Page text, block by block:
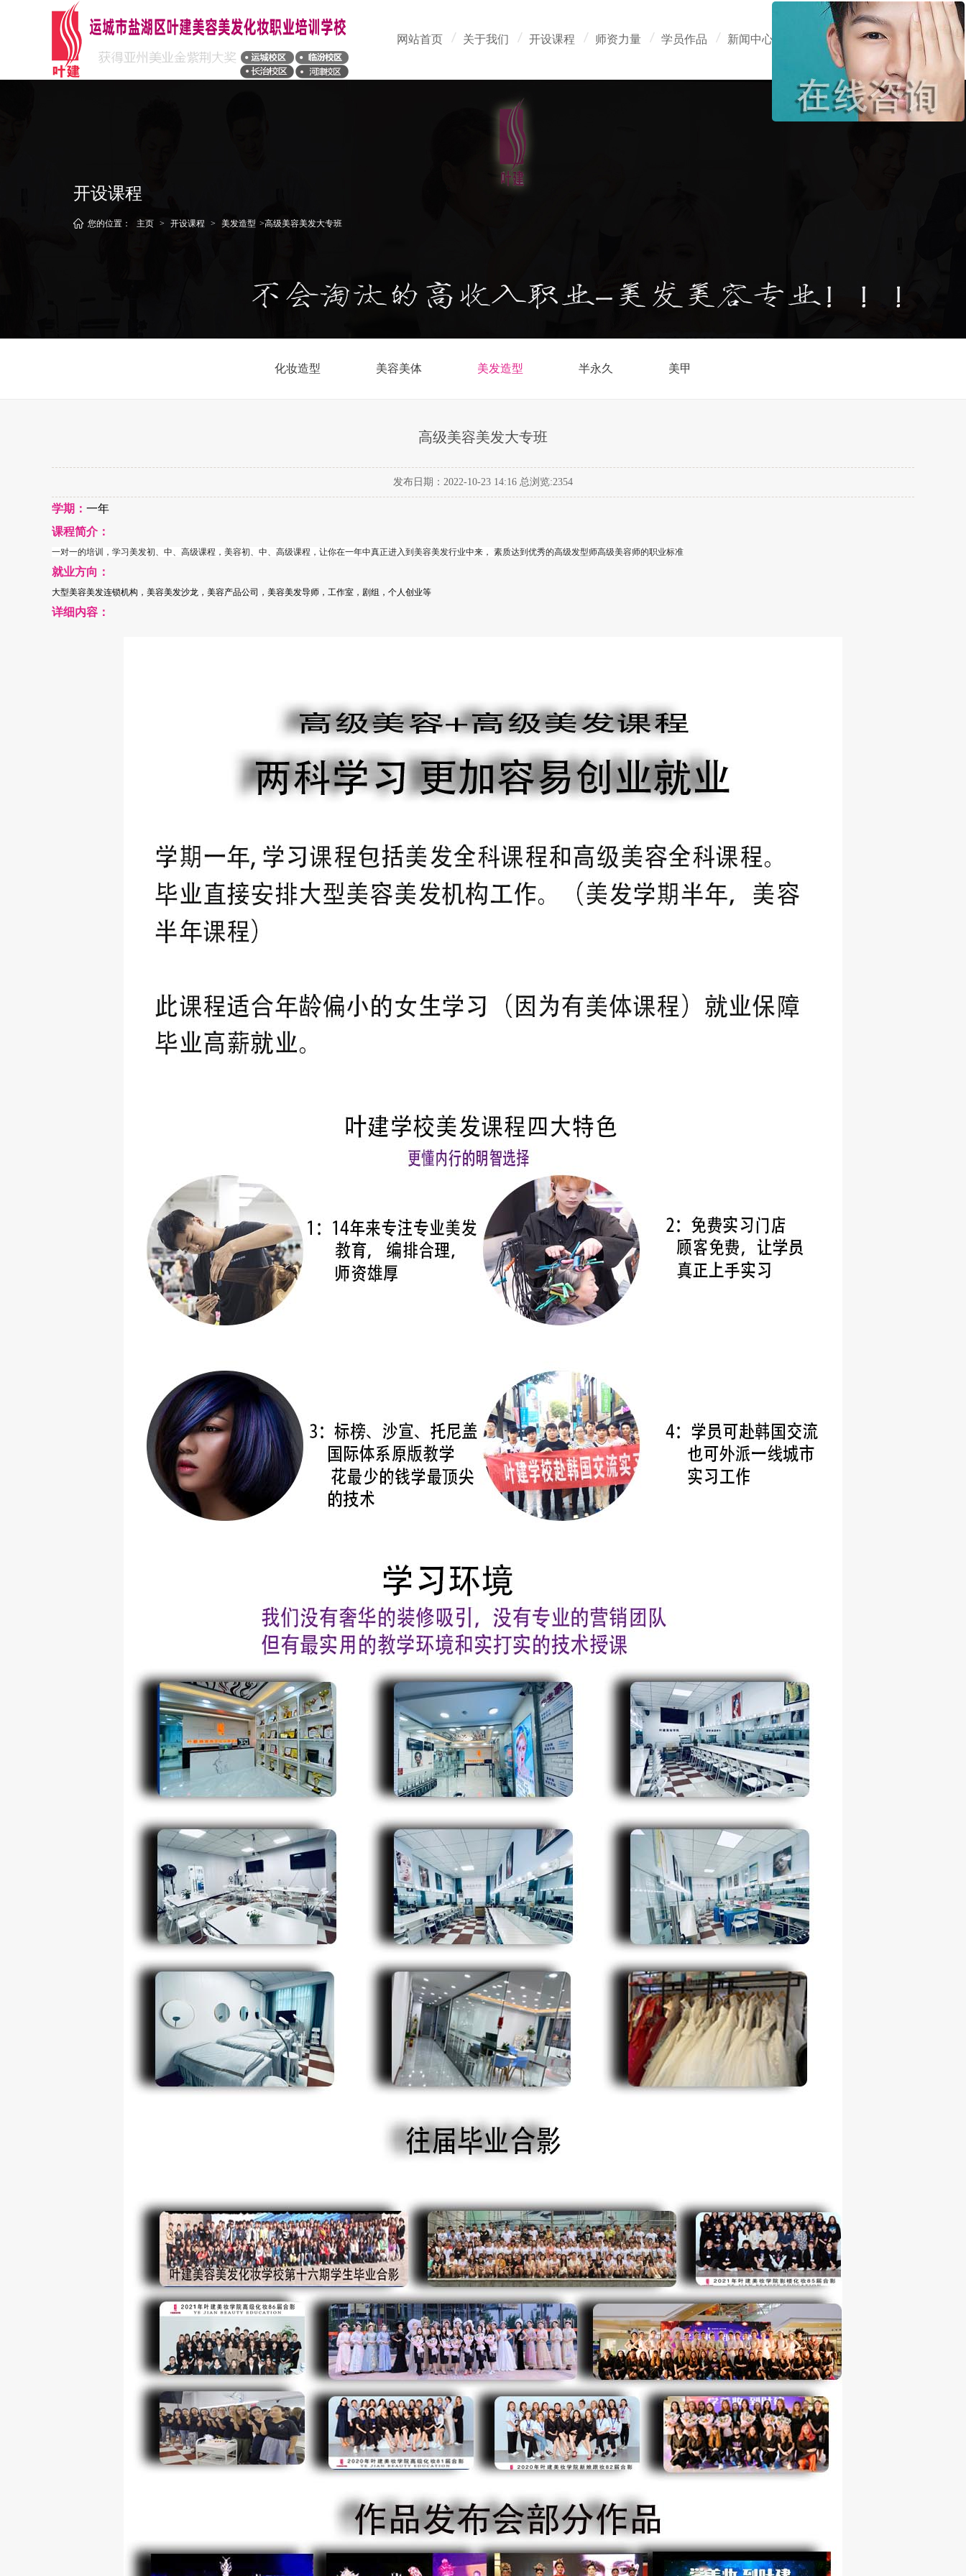
网站首页 关于我们 开设课程 师资力量 学员作品 新闻中心 在线报名 联系我们
开设课程
您的位置： 主页 > 开设课程 > 美发造型 >高级美容美发大专班
化妆造型 美容美体 美发造型 半永久 美甲
高级美容美发大专班
发布日期：2022-10-23 14:16 总浏览:2354
学期： 一年
课程简介：
一对一的培训，学习美发初、中、高级课程，美容初、中、高级课程，让你在一年中真正进入到美容美发行业中来， 素质达到优秀的高级发型师高级美容师的职业标准
就业方向：
大型美容美发连锁机构，美容美发沙龙，美容产品公司，美容美发导师，工作室，剧组，个人创业等
详细内容：